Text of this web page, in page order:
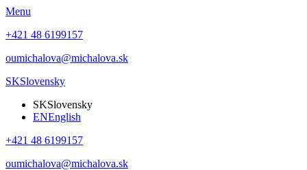
Menu
+421 48 6199157
oumichalova@michalova.sk
SKSlovensky
SKSlovensky
ENEnglish
+421 48 6199157
oumichalova@michalova.sk